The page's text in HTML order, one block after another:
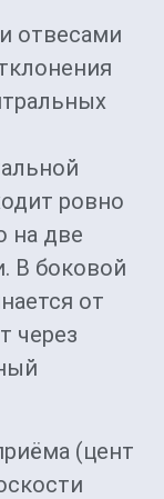
отвесами
ровно
на две
В боковой
от
через
(цент